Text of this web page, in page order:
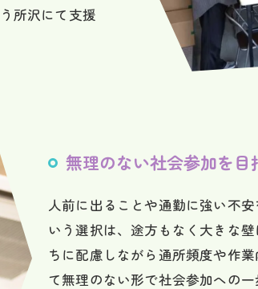
所沢にて支援
無理のない社会参加を目
人前に出ることや通勤に強い不
いう選択は、途方もなく大きな
ちに配慮しながら通所頻度や作
て無理のない形で社会参加への